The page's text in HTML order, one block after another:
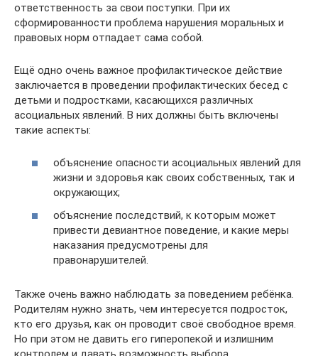
ответственность за свои поступки. При их
сформированности проблема нарушения моральных и
правовых норм отпадает сама собой.
Ещё одно очень важное профилактическое действие
заключается в проведении профилактических бесед с
детьми и подростками, касающихся различных
асоциальных явлений. В них должны быть включены
такие аспекты:
объяснение опасности асоциальных явлений для
жизни и здоровья как своих собственных, так и
окружающих;
объяснение последствий, к которым может
привести девиантное поведение, и какие меры
наказания предусмотрены для
правонарушителей.
Также очень важно наблюдать за поведением ребёнка.
Родителям нужно знать, чем интересуется подросток,
кто его друзья, как он проводит своё свободное время.
Но при этом не давить его гиперопекой и излишним